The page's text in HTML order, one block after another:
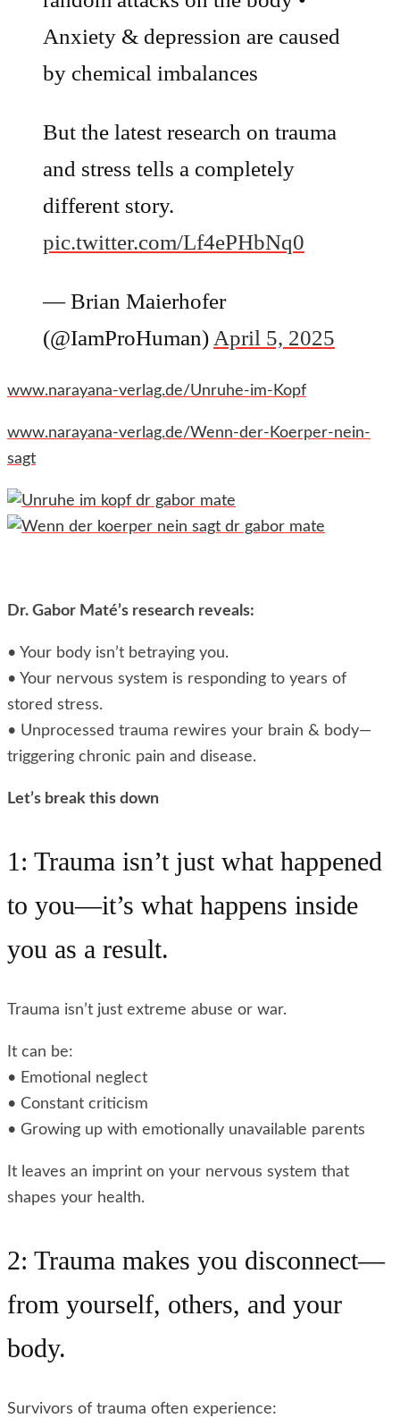
Anxiety & depression are caused
by chemical imbalances
But the latest research on trauma
and stress tells a completely
different story.
pic.twitter.com/Lf4ePHbNq0
— Brian Maierhofer
(@IamProHuman) April 5, 2025
www.narayana-verlag.de/Unruhe-im-Kopf
www.narayana-verlag.de/Wenn-der-Koerper-nein-
sagt
Dr. Gabor Maté’s research reveals:
• Your body isn’t betraying you.
• Your nervous system is responding to years of
stored stress.
• Unprocessed trauma rewires your brain & body—
triggering chronic pain and disease.
Let’s break this down
1: Trauma isn’t just what happened
to you—it’s what happens inside
you as a result.
Trauma isn’t just extreme abuse or war.
It can be:
• Emotional neglect
• Constant criticism
• Growing up with emotionally unavailable parents
It leaves an imprint on your nervous system that
shapes your health.
2: Trauma makes you disconnect—
from yourself, others, and your
body.
Survivors of trauma often experience: